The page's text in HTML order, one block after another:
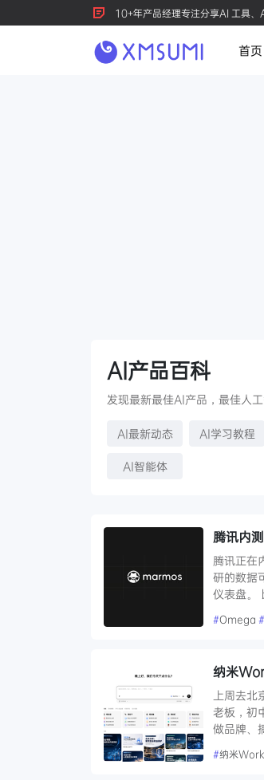
10+年产品经理专注分享AI 工具
首页
AI产品百科
发现最新最佳AI产品，最佳人
AI最新动态 AI学习教程
AI智能体
腾讯内
腾讯正在
研的数据
仪表盘。
#Omega #
纳米
上周去
老板，初
做品牌、
#纳米Work